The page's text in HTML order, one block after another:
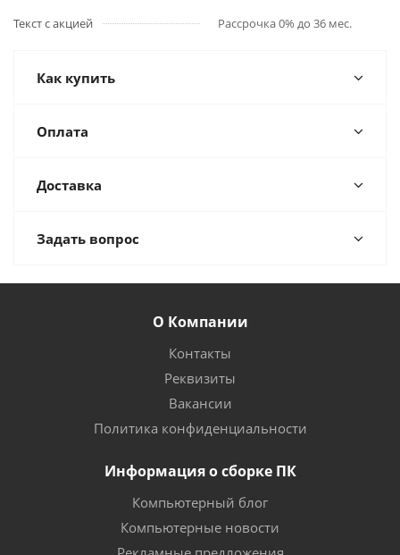
Текст с акцией Рассрочка 0% до 36 мес.
Как купить
Оплата
Доставка
Задать вопрос
О Компании
Контакты
Реквизиты
Вакансии
Политика конфиденциальности
Информация о сборке ПК
Компьютерный блог
Компьютерные новости